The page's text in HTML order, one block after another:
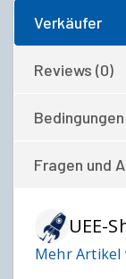
Verkäufer
Reviews (0)
Bedingungen
Fragen und
UEE-
Mehr Artikel